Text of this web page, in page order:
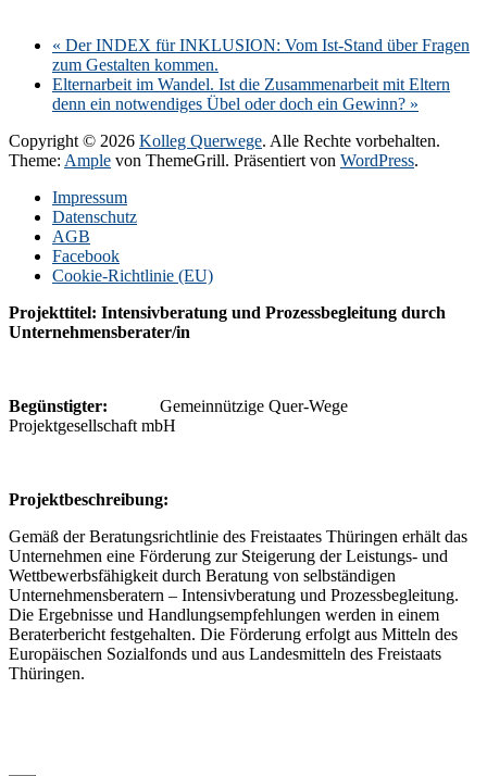
« Der INDEX für INKLUSION: Vom Ist-Stand über Fragen
zum Gestalten kommen.
Elternarbeit im Wandel. Ist die Zusammenarbeit mit Eltern
denn ein notwendiges Übel oder doch ein Gewinn? »
Copyright © 2026 Kolleg Querwege. Alle Rechte vorbehalten.
Theme: Ample von ThemeGrill. Präsentiert von WordPress.
Impressum
Datenschutz
AGB
Facebook
Cookie-Richtlinie (EU)
Projekttitel: Intensivberatung und Prozessbegleitung durch
Unternehmensberater/in
Begünstigter: Gemeinnützige Quer-Wege
Projektgesellschaft mbH
Projektbeschreibung:
Gemäß der Beratungsrichtlinie des Freistaates Thüringen erhält das
Unternehmen eine Förderung zur Steigerung der Leistungs- und
Wettbewerbsfähigkeit durch Beratung von selbständigen
Unternehmensberatern – Intensivberatung und Prozessbegleitung.
Die Ergebnisse und Handlungsempfehlungen werden in einem
Beraterbericht festgehalten. Die Förderung erfolgt aus Mitteln des
Europäischen Sozialfonds und aus Landesmitteln des Freistaats
Thüringen.